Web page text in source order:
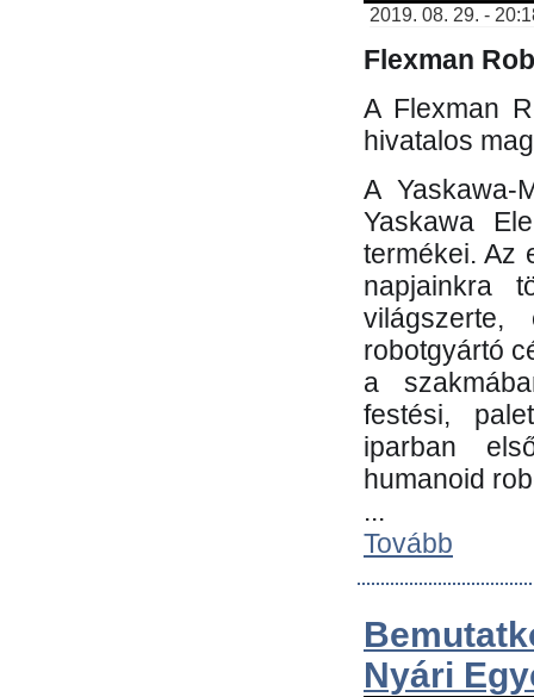
2019. 08. 29. -
Flexman
A Flexman
hivatalos
A Yaskawa-
Yaskawa
termékei. Az
napjainkra
robotgyártó
a
festési,
iparban
humanoid
...
Tovább
Nyári